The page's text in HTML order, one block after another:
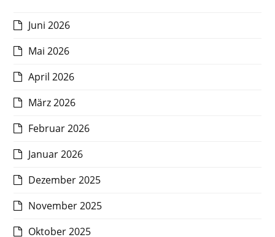
Juni 2026
Mai 2026
April 2026
März 2026
Februar 2026
Januar 2026
Dezember 2025
November 2025
Oktober 2025